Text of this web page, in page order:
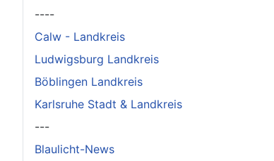
----
Calw - Landkreis
Ludwigsburg Landkreis
Böblingen Landkreis
Karlsruhe Stadt & Landkreis
---
Blaulicht-News